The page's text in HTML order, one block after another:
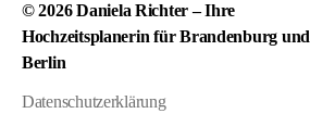
© 2026Daniela Richter – Ihre
Hochzeitsplanerin für Brandenburg und
Berlin
Datenschutzerklärung